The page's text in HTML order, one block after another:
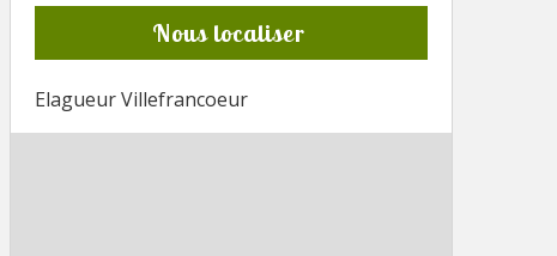
Nous localiser
Elagueur Villefrancoeur